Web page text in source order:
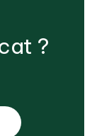
?